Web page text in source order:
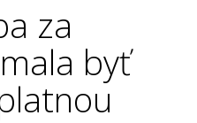
za
byť